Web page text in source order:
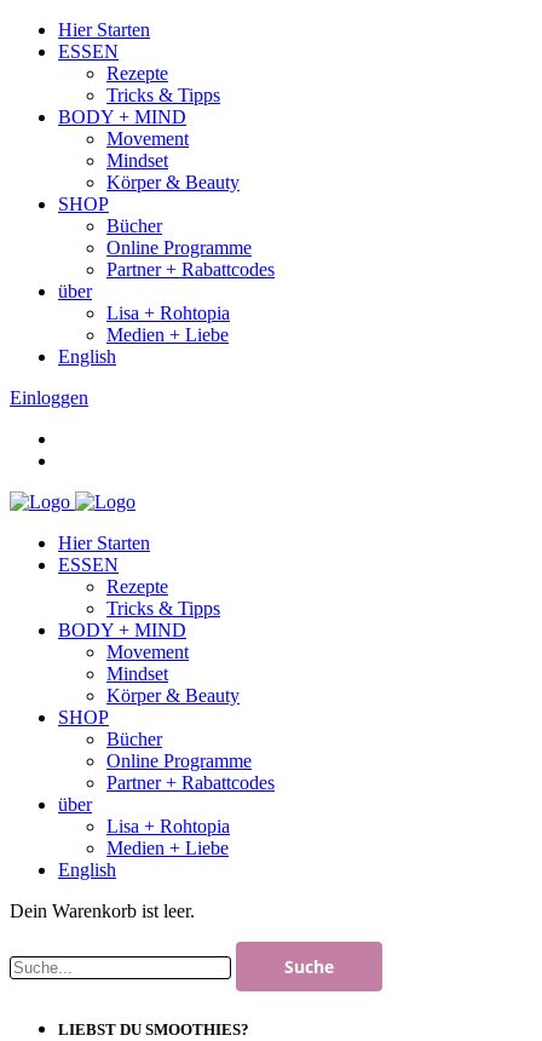
Hier Starten
ESSEN
Rezepte
Tricks & Tipps
BODY + MIND
Movement
Mindset
Körper & Beauty
SHOP
Bücher
Online Programme
Partner + Rabattcodes
über
Lisa + Rohtopia
Medien + Liebe
English
Einloggen
Hier Starten
ESSEN
Rezepte
Tricks & Tipps
BODY + MIND
Movement
Mindset
Körper & Beauty
SHOP
Bücher
Online Programme
Partner + Rabattcodes
über
Lisa + Rohtopia
Medien + Liebe
English
Dein Warenkorb ist leer.
LIEBST DU SMOOTHIES?